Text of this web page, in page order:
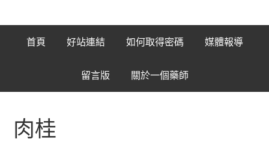
首頁 好站連結 如何取得密碼 媒體報導
留言版 關於一個藥師
肉桂